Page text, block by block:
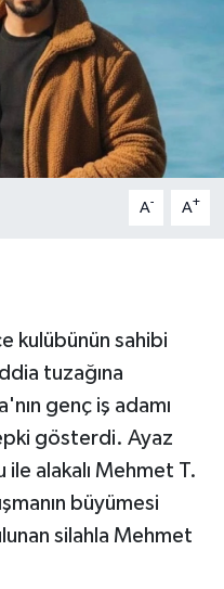
A- A+
kulübünün sahibi
tuzağına
genç iş adamı
gösterdi. Ayaz
alakalı Mehmet T.
büyümesi
silahla Mehmet